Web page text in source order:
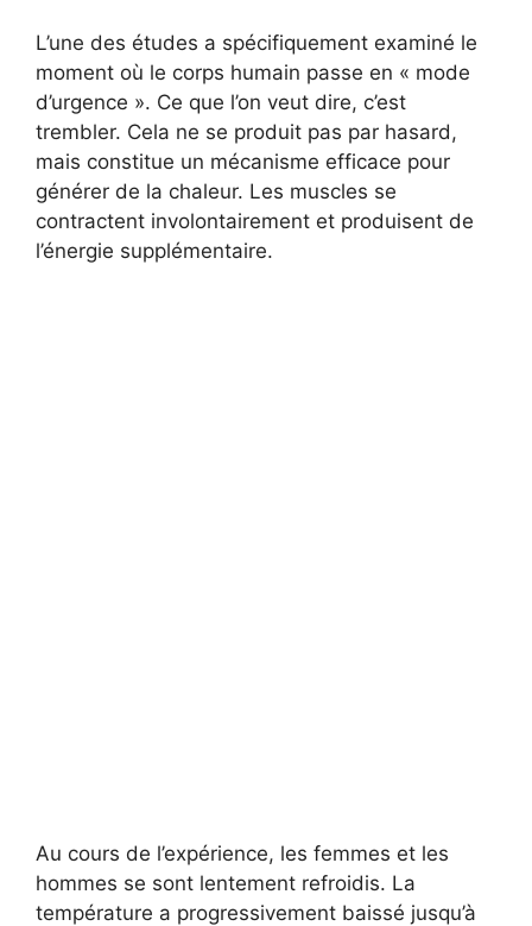
L’une des études a spécifiquement examiné le
moment où le corps humain passe en « mode
d’urgence ». Ce que l’on veut dire, c’est
trembler. Cela ne se produit pas par hasard,
mais constitue un mécanisme efficace pour
générer de la chaleur. Les muscles se
contractent involontairement et produisent de
l’énergie supplémentaire.
Au cours de l’expérience, les femmes et les
hommes se sont lentement refroidis. La
température a progressivement baissé jusqu’à